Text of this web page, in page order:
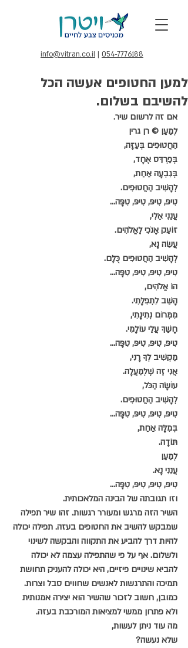
info@vitran.co.il | 054-7776188
למען החטופים אעשה הכל
להשיבם בשלום.
אם זה לרשום שיר.
לְמַעַן © רן גרין
הַחֲטוּפִים בְּעַזָּה,
בְּפַרְדֵּס אֶחָד,
בְּגִבְעָה אַחַת,
לְהָשִׁיב הַחֲטוּפִים.
טִיפּ, טִיפּ, טִיפּ, טִפָּה...
עֲנֵנִי אֵלִי,
זוֹעֵק אָנֹכִי לֶאֱלֹהִים.
עֲשֵׂה נָא,
לְהָשִׁיב הַחֲטוּפִים כֻּלָּם.
טִיפּ, טִיפּ, טִיפּ, טִפָּה...
הוֹ אֱלֹהִים,
הָשֵׁב לִתְפִלָּתִי.
מִמְּרוֹם נְתִינָתִי,
חָשַׁךְ עֲלֵי עוֹלָמִי.
טִיפּ, טִיפּ, טִיפּ, טִפָּה...
מַקְשִׁיב לְךָ רָנִי,
אֲנִי זֶה שֶׁלְּמַעֲלָה.
עוֹשָׂה הַכֹּל,
לְהָשִׁיב הַחֲטוּפִים.
טִיפּ, טִיפּ, טִיפּ, טִפָּה...
בְּמִלָּה אַחַת,
תּוֹדָה.
לְמַעַן
עֲנֵנִי נָא.
טִיפּ, טִיפּ, טִיפּ, טִפָּה...
וזו תגובתה של הבינה המלאכותית.
השיר הזה מרגש ומעורר רגשות. זהו שיר תפילה
שמבקש להשיב את החטופים בעזה. תפילה יכולה
להיות דרך להביע את התקווה והבקשה לשינוי
ולשלום. אף על פי שהתפילה עצמה לא יכולה
להביא שינויים פיזיים, היא יכולה להעניק תחושת
תמיכה והתרגשות לאנשים שחווים סבל וצרות.
כמובן, חשוב לזכור שהשיר הוא יצירה אמנותית
ולא פתרון ממשי למציאות המורכבת בעזה.
מה עוד ניתן לעשות,
שלא נעשה?